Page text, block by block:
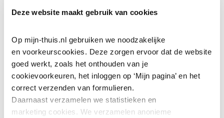
Deze website maakt gebruik van cookies
Op mijn-thuis.nl gebruiken we noodzakelijke
en voorkeurscookies. Deze zorgen ervoor dat de website
goed werkt, zoals het onthouden van je
cookievoorkeuren, het inloggen op ‘Mijn pagina’ en het
correct verzenden van formulieren.
Daarnaast verzamelen we statistieken en
marketing cookies. We verzamelen anonieme
informatie.
huurdersnieuwsbrief ontvangen? Meld je
dan aan via de groene knop 'Aanmelden
huurdersnieuwsbrief'
Geef aan of je de nieuwsbrief via e-mail of via de post
wilt ontvangen.